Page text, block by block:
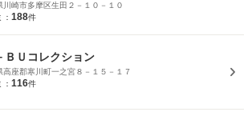
川崎市多摩区生田２－１０－１０
188件
ＢＵコレクション
高座郡寒川町一之宮８－１５－１７
116件